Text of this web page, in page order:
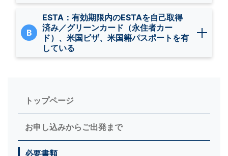
トップページ
お申し込みからご出発まで
必要書類
B
ESTA：有効期限内のESTAを自己取得
済み／グリーンカード（永住者カー
ド）、米国ビザ、米国籍パスポートを有
している